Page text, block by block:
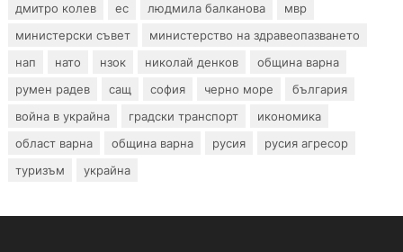
дмитро колев
ес людмила балканова
мвр
министерски съвет
министерство на здравеопазването
нап
нато нзок николай денков
община варна
румен радев
сащ софия черно море
българия
война в украйна
градски транспорт
икономика
област варна
община варна русия
русия агресор
туризъм
украйна